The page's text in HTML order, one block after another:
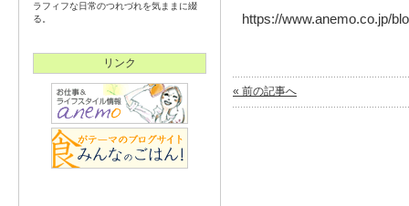
https://www.anemo.co.jp/
« 前の記事へ
ラフィフな日常のつれづれを気ままに綴
る。
リンク